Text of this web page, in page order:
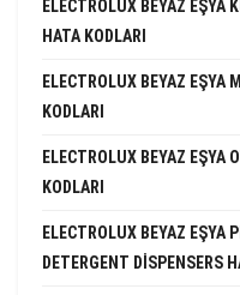
ELECTROLUX BEYAZ EŞYA
HATA KODLARI
ELECTROLUX BEYAZ EŞYA
KODLARI
ELECTROLUX BEYAZ EŞYA
KODLARI
ELECTROLUX BEYAZ EŞYA
DETERGENT DISPENSERS